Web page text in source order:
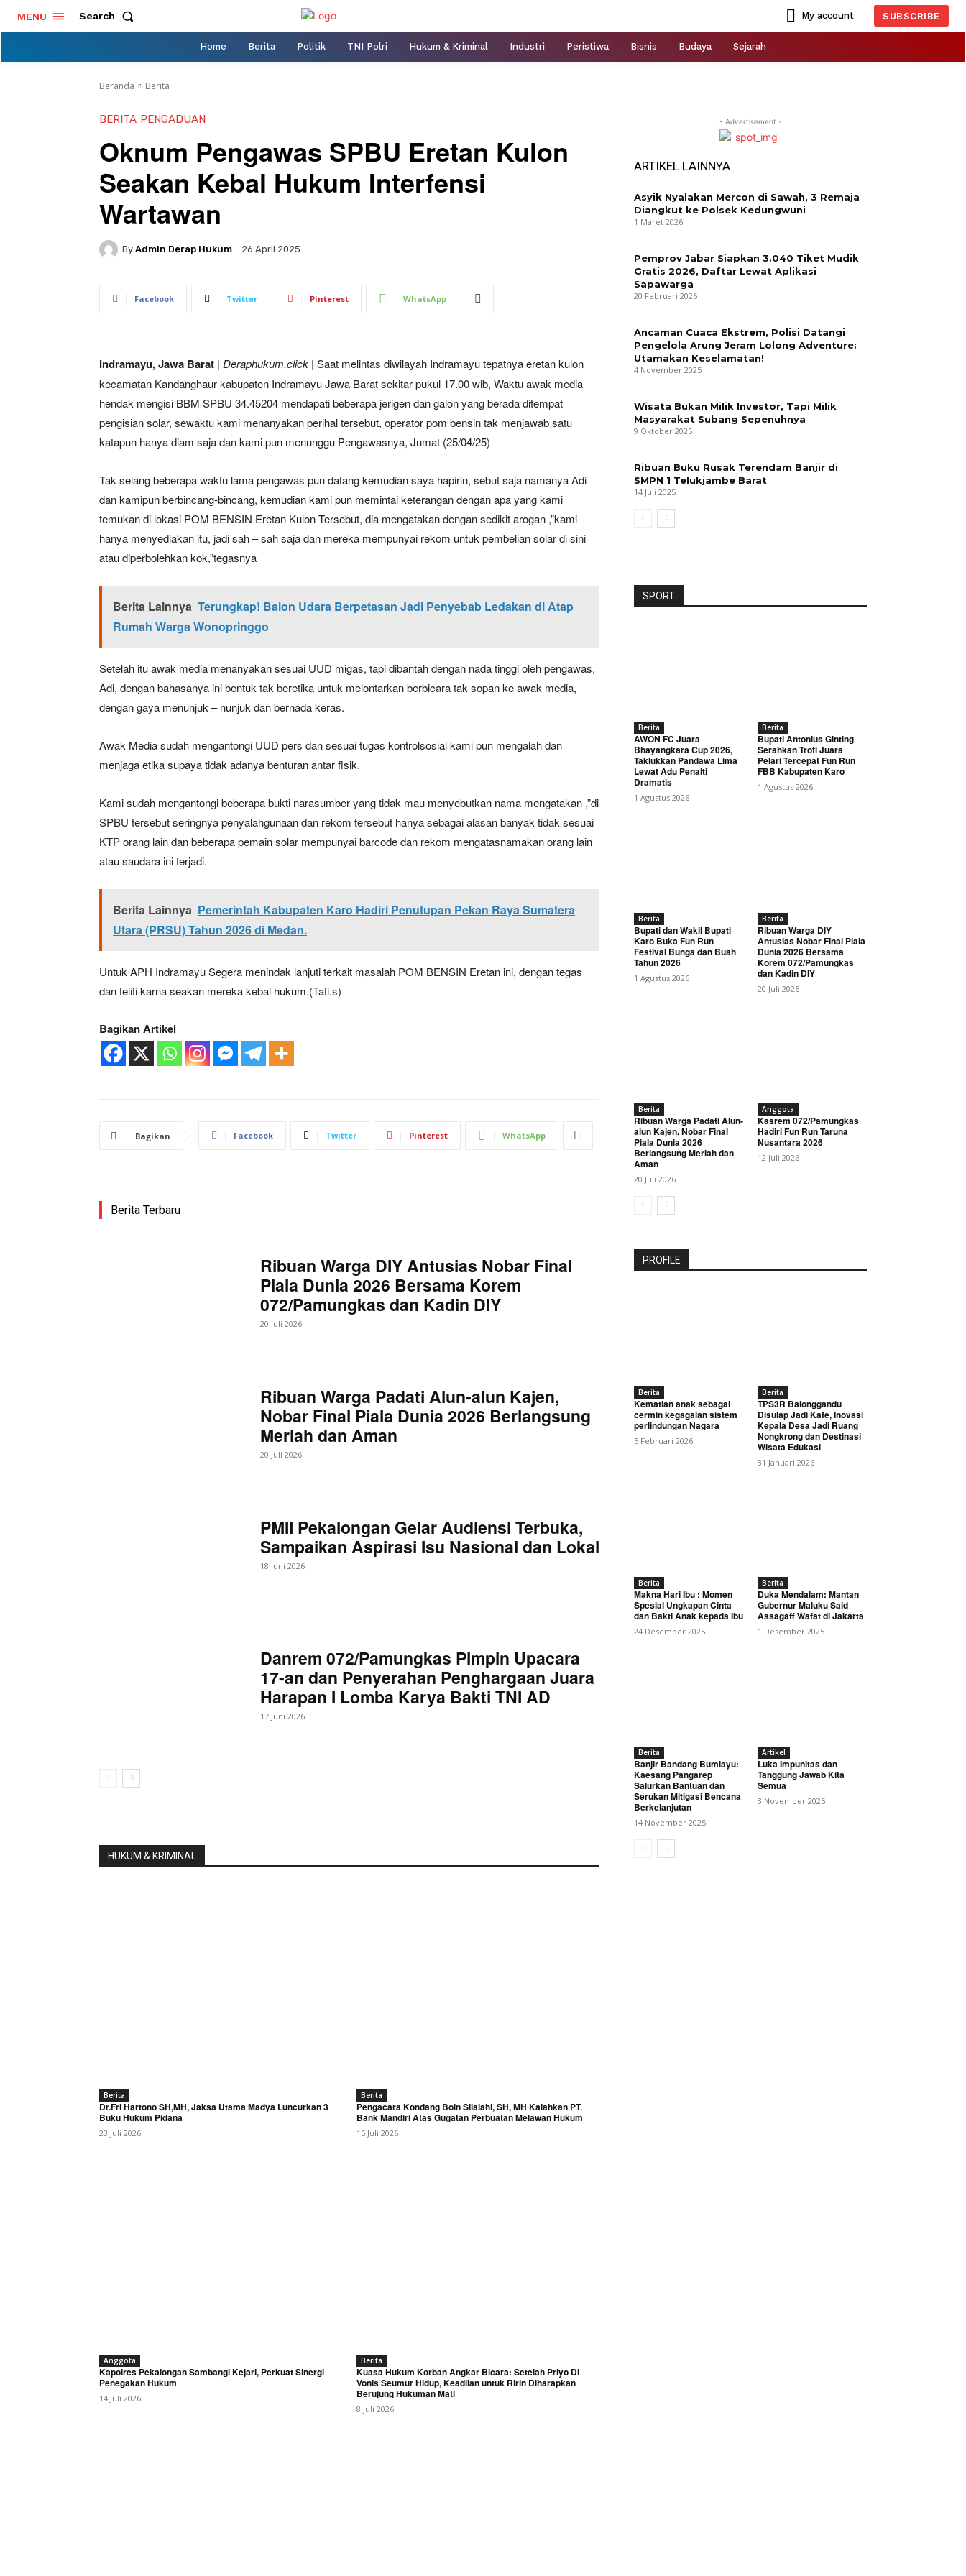
MENU Search My account SUBSCRIBE
Home Berita Politik TNI Polri Hukum & Kriminal Industri Peristiwa Bisnis Budaya Sejarah
Beranda Berita
BERITA PENGADUAN
Oknum Pengawas SPBU Eretan Kulon
Seakan Kebal Hukum Interfensi
Wartawan
By Admin Derap Hukum 26 April 2025
Facebook Twitter Pinterest WhatsApp
Indramayu, Jawa Barat | Deraphukum.click | Saat melintas diwilayah Indramayu tepatnya eretan kulon
kecamatan Kandanghaur kabupaten Indramayu Jawa Barat sekitar pukul 17.00 wib, Waktu awak media
hendak mengisi BBM SPBU 34.45204 mendapati beberapa jerigen dan galon yang berada ditempat
pengisian solar, sewaktu kami menanyakan perihal tersebut, operator pom bensin tak menjawab satu
katapun hanya diam saja dan kami pun menunggu Pengawasnya, Jumat (25/04/25)
Tak selang beberapa waktu lama pengawas pun datang kemudian saya hapirin, sebut saja namanya Adi
dan kamipun berbincang-bincang, kemudian kami pun memintai keterangan dengan apa yang kami
temukan di lokasi POM BENSIN Eretan Kulon Tersebut, dia mengatakan dengan sedikit arogan ,”kami
hanya menyediakan itu, jadi sah – sah saja dan mereka mempunyai rekom untuk pembelian solar di sini
atau diperbolehkan kok,”tegasnya
Berita Lainnya Terungkap! Balon Udara Berpetasan Jadi Penyebab Ledakan di Atap
Rumah Warga Wonopringgo
Setelah itu awak media menanyakan sesuai UUD migas, tapi dibantah dengan nada tinggi oleh pengawas,
Adi, dengan bahasanya ini bentuk tak beretika untuk melontarkan berbicara tak sopan ke awak media,
dengan gaya menunjuk – nunjuk dan bernada keras.
Awak Media sudah mengantongi UUD pers dan sesuai tugas kontrolsosial kami pun mengalah dan
menjaga etika supaya tidak adanya benturan antar fisik.
Kami sudah mengantongi beberapa bukti narasumber yang tidak mau menyebutkan nama mengatakan ,”di
SPBU tersebut seringnya penyalahgunaan dan rekom tersebut hanya sebagai alasan banyak tidak sesuai
KTP orang lain dan beberapa pemain solar mempunyai barcode dan rekom mengatasnamakan orang lain
atau saudara ini terjadi.
Berita Lainnya Pemerintah Kabupaten Karo Hadiri Penutupan Pekan Raya Sumatera
Utara (PRSU) Tahun 2026 di Medan.
Untuk APH Indramayu Segera menindak lanjuti terkait masalah POM BENSIN Eretan ini, dengan tegas
dan teliti karna seakan mereka kebal hukum.(Tati.s)
Bagikan Artikel
Bagikan Facebook Twitter Pinterest WhatsApp
Berita Terbaru
Ribuan Warga DIY Antusias Nobar Final
Piala Dunia 2026 Bersama Korem
072/Pamungkas dan Kadin DIY
20 Juli 2026
Ribuan Warga Padati Alun-alun Kajen,
Nobar Final Piala Dunia 2026 Berlangsung
Meriah dan Aman
20 Juli 2026
PMII Pekalongan Gelar Audiensi Terbuka,
Sampaikan Aspirasi Isu Nasional dan Lokal
18 Juni 2026
Danrem 072/Pamungkas Pimpin Upacara
17-an dan Penyerahan Penghargaan Juara
Harapan I Lomba Karya Bakti TNI AD
17 Juni 2026
HUKUM & KRIMINAL
Berita
Dr.Fri Hartono SH,MH, Jaksa Utama Madya Luncurkan 3
Buku Hukum Pidana
23 Juli 2026
Berita
Pengacara Kondang Boin Silalahi, SH, MH Kalahkan PT.
Bank Mandiri Atas Gugatan Perbuatan Melawan Hukum
15 Juli 2026
Anggota
Kapolres Pekalongan Sambangi Kejari, Perkuat Sinergi
Penegakan Hukum
14 Juli 2026
Berita
Kuasa Hukum Korban Angkar Bicara: Setelah Priyo Di
Vonis Seumur Hidup, Keadilan untuk Ririn Diharapkan
Berujung Hukuman Mati
8 Juli 2026
- Advertisement -
ARTIKEL LAINNYA
Asyik Nyalakan Mercon di Sawah, 3 Remaja
Diangkut ke Polsek Kedungwuni
1 Maret 2026
Pemprov Jabar Siapkan 3.040 Tiket Mudik
Gratis 2026, Daftar Lewat Aplikasi
Sapawarga
20 Februari 2026
Ancaman Cuaca Ekstrem, Polisi Datangi
Pengelola Arung Jeram Lolong Adventure:
Utamakan Keselamatan!
4 November 2025
Wisata Bukan Milik Investor, Tapi Milik
Masyarakat Subang Sepenuhnya
9 Oktober 2025
Ribuan Buku Rusak Terendam Banjir di
SMPN 1 Telukjambe Barat
14 Juli 2025
SPORT
Berita
AWON FC Juara
Bhayangkara Cup 2026,
Taklukkan Pandawa Lima
Lewat Adu Penalti
Dramatis
1 Agustus 2026
Berita
Bupati Antonius Ginting
Serahkan Trofi Juara
Pelari Tercepat Fun Run
FBB Kabupaten Karo
1 Agustus 2026
Berita
Bupati dan Wakil Bupati
Karo Buka Fun Run
Festival Bunga dan Buah
Tahun 2026
1 Agustus 2026
Berita
Ribuan Warga DIY
Antusias Nobar Final Piala
Dunia 2026 Bersama
Korem 072/Pamungkas
dan Kadin DIY
20 Juli 2026
Berita
Ribuan Warga Padati Alun-
alun Kajen, Nobar Final
Piala Dunia 2026
Berlangsung Meriah dan
Aman
20 Juli 2026
Anggota
Kasrem 072/Pamungkas
Hadiri Fun Run Taruna
Nusantara 2026
12 Juli 2026
PROFILE
Berita
Kematian anak sebagai
cermin kegagalan sistem
perlindungan Nagara
5 Februari 2026
Berita
TPS3R Balonggandu
Disulap Jadi Kafe, Inovasi
Kepala Desa Jadi Ruang
Nongkrong dan Destinasi
Wisata Edukasi
31 Januari 2026
Berita
Makna Hari Ibu : Momen
Spesial Ungkapan Cinta
dan Bakti Anak kepada Ibu
24 Desember 2025
Berita
Duka Mendalam: Mantan
Gubernur Maluku Said
Assagaff Wafat di Jakarta
1 Desember 2025
Berita
Banjir Bandang Bumiayu:
Kaesang Pangarep
Salurkan Bantuan dan
Serukan Mitigasi Bencana
Berkelanjutan
14 November 2025
Artikel
Luka Impunitas dan
Tanggung Jawab Kita
Semua
3 November 2025